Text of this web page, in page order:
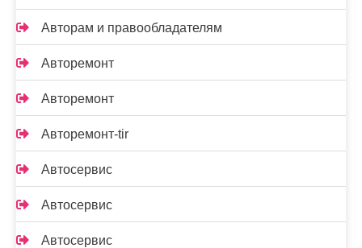
Авторам и правообладателям
Авторемонт
Авторемонт
Авторемонт-tir
Автосервис
Автосервис
Автосервис